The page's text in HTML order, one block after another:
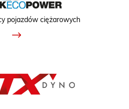
pojazdów ciężarowych